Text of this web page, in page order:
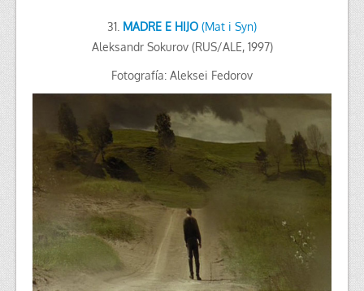
31. MADRE E HIJO (Mat i Syn)
Aleksandr Sokurov (RUS/ALE, 1997)
Fotografía: Aleksei Fedorov